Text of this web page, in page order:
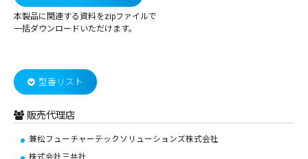
本製品に関連する資料をzipファイルで
一括ダウンロードいただけます。
型番リスト
販売代理店
兼松フューチャーテックソリューションズ株式会社
株式会社三共社